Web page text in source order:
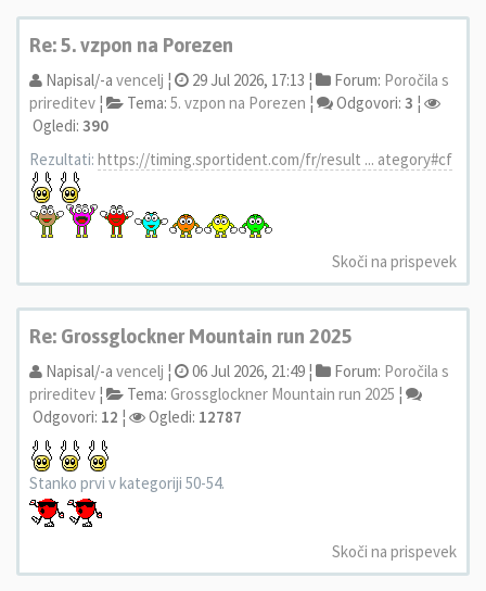
Re: 5. vzpon na Porezen
Napisal/-a vencelj ¦ 29 Jul 2026, 17:13 ¦ Forum: Poročila s
prireditev ¦ Tema: 5. vzpon na Porezen ¦ Odgovori: 3 ¦
Ogledi: 390
Rezultati: https://timing.sportident.com/fr/result ... ategory#cf
Skoči na prispevek
Re: Grossglockner Mountain run 2025
Napisal/-a vencelj ¦ 06 Jul 2026, 21:49 ¦ Forum: Poročila s
prireditev ¦ Tema: Grossglockner Mountain run 2025 ¦
Odgovori: 12 ¦ Ogledi: 12787
Stanko prvi v kategoriji 50-54.
Skoči na prispevek